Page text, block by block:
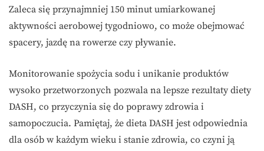
Zaleca się przynajmniej 150 minut umiarkowanej
aktywności aerobowej tygodniowo, co może obejmować
spacery, jazdę na rowerze czy pływanie.
Monitorowanie spożycia sodu i unikanie produktów
wysoko przetworzonych pozwala na lepsze rezultaty diety
DASH, co przyczynia się do poprawy zdrowia i
samopoczucia. Pamiętaj, że dieta DASH jest odpowiednia
dla osób w każdym wieku i stanie zdrowia, co czyni ją